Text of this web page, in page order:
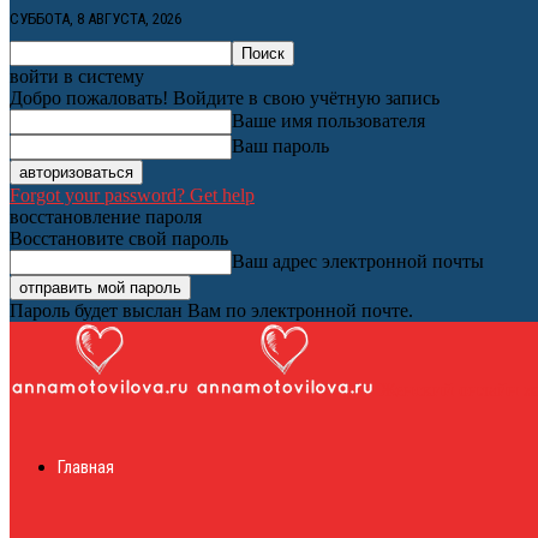
СУББОТА, 8 АВГУСТА, 2026
войти в систему
Добро пожаловать! Войдите в свою учётную запись
Ваше имя пользователя
Ваш пароль
Forgot your password? Get help
восстановление пароля
Восстановите свой пароль
Ваш адрес электронной почты
Пароль будет выслан Вам по электронной почте.
Главная